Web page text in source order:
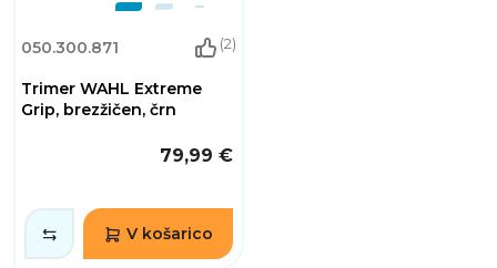
050.300.871 (2)
Trimer WAHL Extreme
Grip, brezžičen, črn
79,99 €
V košarico